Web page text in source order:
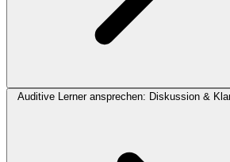
Auditive Lerner ansprechen: Diskussion &